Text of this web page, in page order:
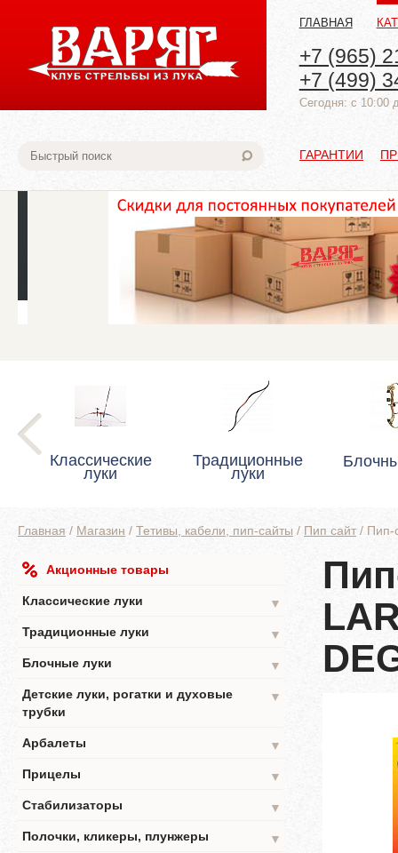
ГЛАВНАЯ
+7 (965)
+7 (499)
Cегодня: с 10:00
ГАРАНТИИ
Классические
луки
Традиционные
луки
Главная / Магазин / Тетивы, кабели, пип-сайты / Пип сайт / Пип-
Акционные товары
Классические луки
▼
Традиционные луки
▼
Блочные луки
▼
Детские луки, рогатки и духовые
трубки
▼
Арбалеты
▼
Прицелы
▼
Стабилизаторы
▼
Полочки, кликеры, плунжеры
▼